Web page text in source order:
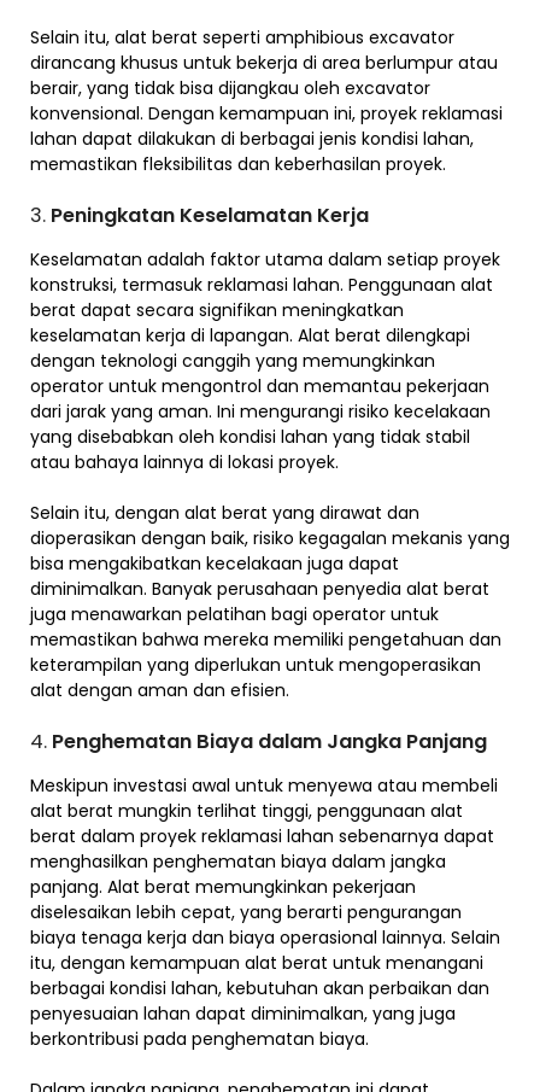
Selain itu, alat berat seperti amphibious excavator
dirancang khusus untuk bekerja di area berlumpur atau
berair, yang tidak bisa dijangkau oleh excavator
konvensional. Dengan kemampuan ini, proyek reklamasi
lahan dapat dilakukan di berbagai jenis kondisi lahan,
memastikan fleksibilitas dan keberhasilan proyek.
3. Peningkatan Keselamatan Kerja
Keselamatan adalah faktor utama dalam setiap proyek
konstruksi, termasuk reklamasi lahan. Penggunaan alat
berat dapat secara signifikan meningkatkan
keselamatan kerja di lapangan. Alat berat dilengkapi
dengan teknologi canggih yang memungkinkan
operator untuk mengontrol dan memantau pekerjaan
dari jarak yang aman. Ini mengurangi risiko kecelakaan
yang disebabkan oleh kondisi lahan yang tidak stabil
atau bahaya lainnya di lokasi proyek.
Selain itu, dengan alat berat yang dirawat dan
dioperasikan dengan baik, risiko kegagalan mekanis yang
bisa mengakibatkan kecelakaan juga dapat
diminimalkan. Banyak perusahaan penyedia alat berat
juga menawarkan pelatihan bagi operator untuk
memastikan bahwa mereka memiliki pengetahuan dan
keterampilan yang diperlukan untuk mengoperasikan
alat dengan aman dan efisien.
4. Penghematan Biaya dalam Jangka Panjang
Meskipun investasi awal untuk menyewa atau membeli
alat berat mungkin terlihat tinggi, penggunaan alat
berat dalam proyek reklamasi lahan sebenarnya dapat
menghasilkan penghematan biaya dalam jangka
panjang. Alat berat memungkinkan pekerjaan
diselesaikan lebih cepat, yang berarti pengurangan
biaya tenaga kerja dan biaya operasional lainnya. Selain
itu, dengan kemampuan alat berat untuk menangani
berbagai kondisi lahan, kebutuhan akan perbaikan dan
penyesuaian lahan dapat diminimalkan, yang juga
berkontribusi pada penghematan biaya.